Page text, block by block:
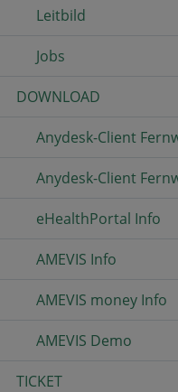
Leitbild
Jobs
DOWNLOAD
Anydesk-Client
Anydesk-Client
eHealthPortal Info
AMEVIS Info
AMEVIS money Info
AMEVIS Demo
TICKET